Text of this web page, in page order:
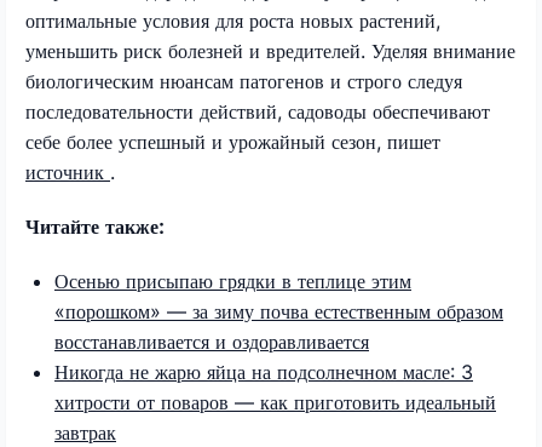
оптимальные условия для роста новых растений,
уменьшить риск болезней и вредителей. Уделяя внимание
биологическим нюансам патогенов и строго следуя
последовательности действий, садоводы обеспечивают
себе более успешный и урожайный сезон, пишет
источник .
Читайте также:
Осенью присыпаю грядки в теплице этим
«порошком» — за зиму почва естественным образом
восстанавливается и оздоравливается
Никогда не жарю яйца на подсолнечном масле: 3
хитрости от поваров — как приготовить идеальный
завтрак